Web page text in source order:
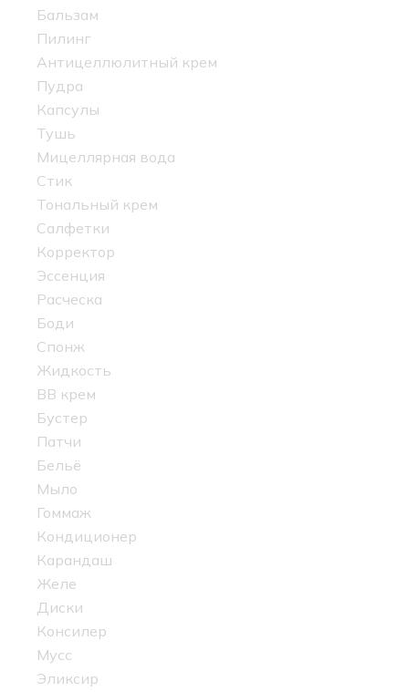
Бальзам
Пилинг
Антицеллюлитный крем
Пудра
Капсулы
Тушь
Мицеллярная вода
Стик
Тональный крем
Салфетки
Корректор
Эссенция
Расческа
Боди
Спонж
Жидкость
BB крем
Бустер
Патчи
Бельё
Мыло
Гоммаж
Кондиционер
Карандаш
Желе
Диски
Консилер
Мусс
Эликсир